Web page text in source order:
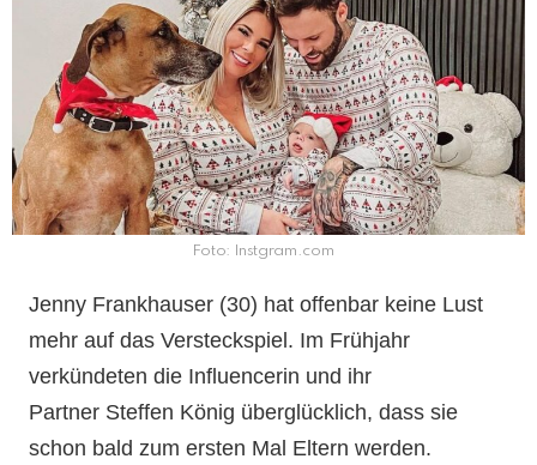
Foto: Instgram.com
Jenny Frankhauser (30) hat offenbar keine Lust
mehr auf das Versteckspiel. Im Frühjahr
verkündeten die Influencerin und ihr
Partner Steffen König überglücklich, dass sie
schon bald zum ersten Mal Eltern werden.